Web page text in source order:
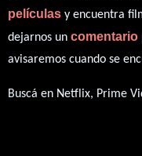
películas y encuentra
dejarnos un comentario
avisaremos cuando se
Buscá en Netflix, Prime